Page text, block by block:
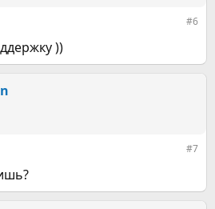
#6
))
#7